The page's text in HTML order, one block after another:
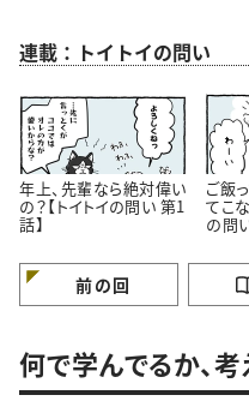
連載：トイトイの問い
年上、先輩なら絶対偉い
の？【トイトイの問い 第1
話】
ご飯
てこ
の問
前の回
何で学んでるか、考